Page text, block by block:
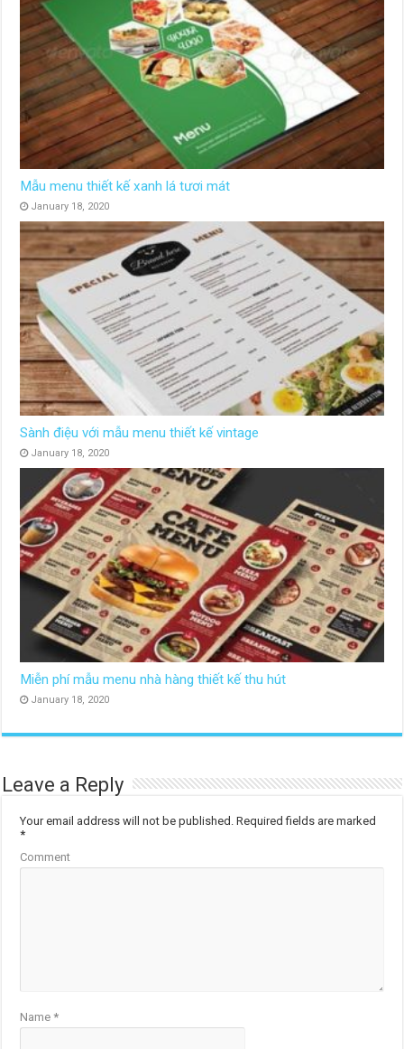
Mẫu menu thiết kế xanh lá tươi mát
January 18, 2020
Sành điệu với mẫu menu thiết kế vintage
January 18, 2020
Miễn phí mẫu menu nhà hàng thiết kế thu hút
January 18, 2020
Leave a Reply
Your email address will not be published. Required fields are marked
*
Comment
Name*